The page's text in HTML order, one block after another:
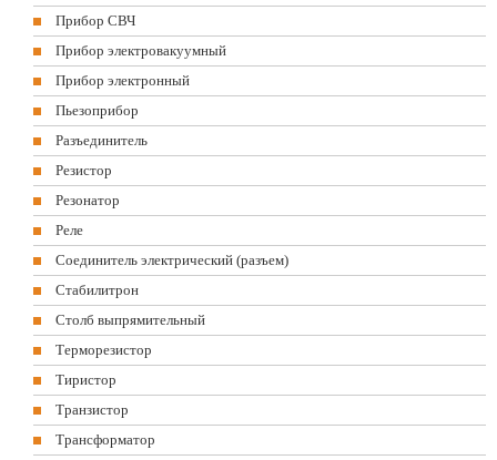
Прибор СВЧ
Прибор электровакуумный
Прибор электронный
Пьезоприбор
Разъединитель
Резистор
Резонатор
Реле
Соединитель электрический (разъем)
Стабилитрон
Столб выпрямительный
Терморезистор
Тиристор
Транзистор
Трансформатор